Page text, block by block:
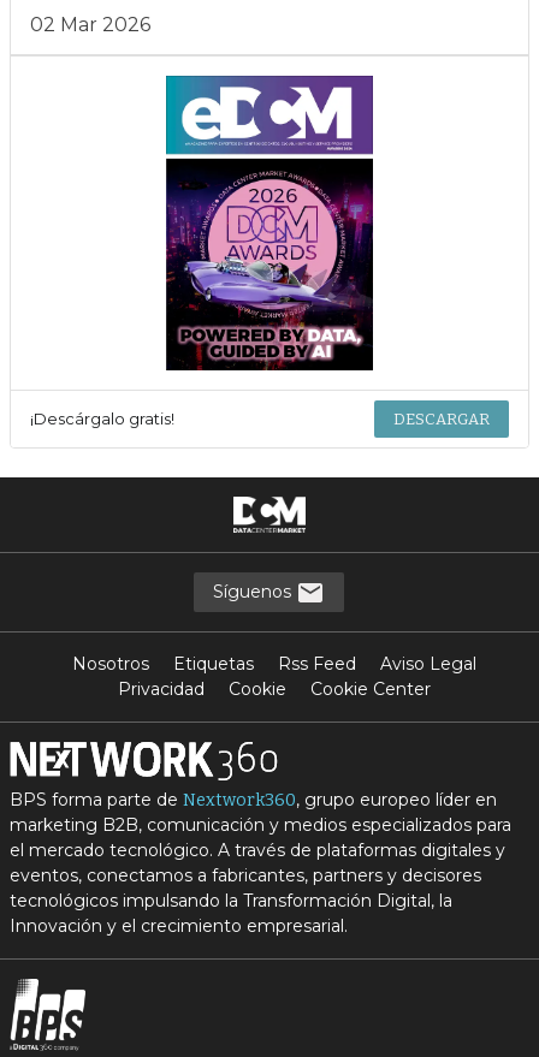
02 Mar 2026
¡Descárgalo gratis! DESCARGAR
Síguenos
Nosotros Etiquetas Rss Feed
Aviso Legal
Privacidad
Cookie Cookie Center
BPS forma parte de Nextwork360, grupo europeo líder en
marketing B2B, comunicación y medios especializados para
el mercado tecnológico. A través de plataformas digitales y
eventos, conectamos a fabricantes, partners y decisores
tecnológicos impulsando la Transformación Digital, la
Innovación y el crecimiento empresarial.